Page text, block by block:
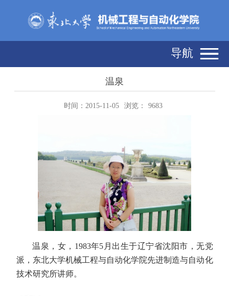
导航
温泉
时间：2015-11-05 浏览： 9683
温泉，女， 1983年5 月出生于辽宁省沈阳市，无党
派，东北大学机械工程与自动化学院先进制造与自动化
技术研究所讲师。